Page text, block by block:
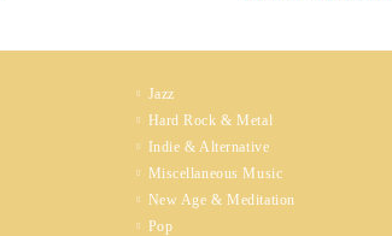
Jazz
Hard Rock & Metal
Indie & Alternative
Miscellaneous Music
New Age & Meditation
Pop